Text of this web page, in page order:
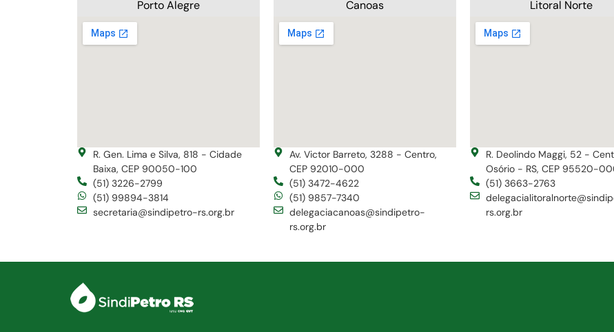
Porto Alegre
R. Gen. Lima e Silva, 818 - Cidade
Baixa, CEP 90050-100
(51) 3226-2799
(51) 99894-3814
secretaria@sindipetro-rs.org.br
Canoas
Av. Victor Barreto, 3288 - Centro,
CEP 92010-000
(51) 3472-4622
(51) 9857-7340
delegaciacanoas@sindipetro-
rs.org.br
Litoral Norte
R. Deolindo Maggi, 52 -
Osório - RS, CEP 95520-
(51) 3663-2763
rs.org.br